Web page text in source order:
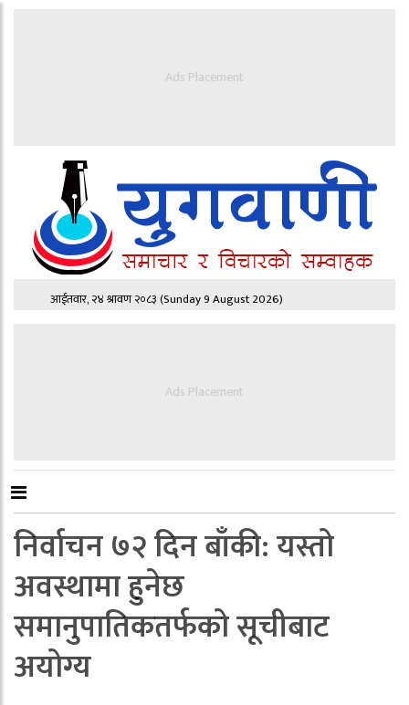
Ads Placement
आईतवार, २४ श्रावण २०८३(Sunday 9 August 2026)
Ads Placement
निर्वाचन ७२ दिन बाँकी: यस्तो
अवस्थामा हुनेछ
समानुपातिकतर्फको सूचीबाट
अयोग्य